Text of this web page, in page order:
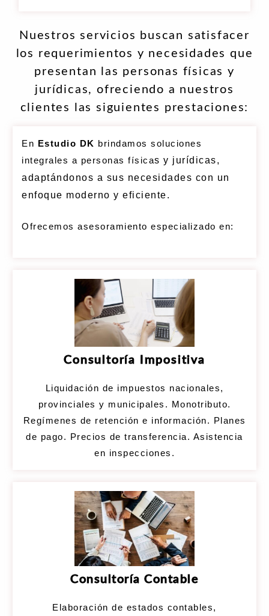
Nuestros servicios buscan satisfacer
los requerimientos y necesidades que
presentan las personas físicas y
jurídicas, ofreciendo a nuestros
clientes las siguientes prestaciones:
En Estudio DK brindamos soluciones
integrales a personas físicas y jurídicas,
adaptándonos a sus necesidades con un
enfoque moderno y eficiente.
Ofrecemos asesoramiento especializado en:
Consultoría Impositiva
Liquidación de impuestos nacionales,
provinciales y municipales. Monotributo.
Regímenes de retención e información. Planes
de pago. Precios de transferencia. Asistencia
en inspecciones.
Consultoría Contable
Elaboración de estados contables,